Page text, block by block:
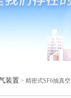
装置 > 精密式SF6抽真